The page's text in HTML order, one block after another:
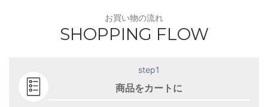
お買い物の流れ
SHOPPING FLOW
step1
商品をカートに